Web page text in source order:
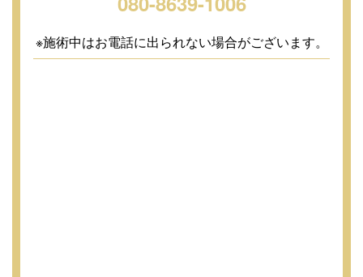
※施術中はお電話に出られない場合がございます。